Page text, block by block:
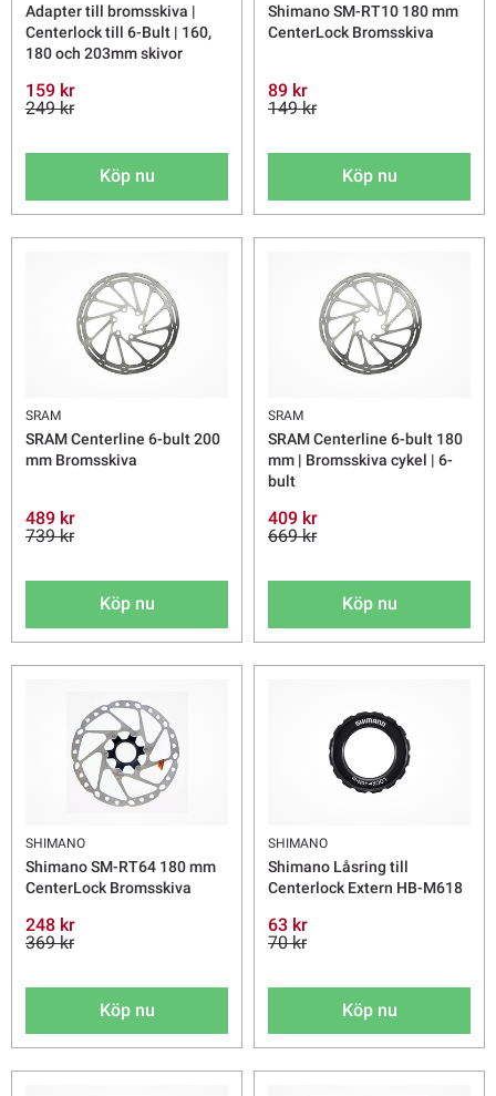
Adapter till bromsskiva |
Centerlock till 6-Bult | 160,
180 och 203mm skivor
159 kr
249 kr
Köp nu
Shimano SM-RT10 180 mm
CenterLock Bromsskiva
89 kr
149 kr
Köp nu
SRAM
SRAM Centerline 6-bult 200
mm Bromsskiva
489 kr
739 kr
Köp nu
SRAM
SRAM Centerline 6-bult 180
mm | Bromsskiva cykel | 6-
bult
409 kr
669 kr
Köp nu
SHIMANO
Shimano SM-RT64 180 mm
CenterLock Bromsskiva
248 kr
369 kr
Köp nu
SHIMANO
Shimano Låsring till
Centerlock Extern HB-M618
63 kr
70 kr
Köp nu